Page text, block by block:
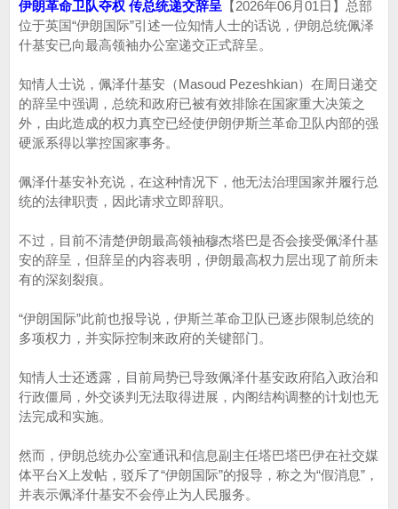
伊朗革命卫队夺权 传总统递交辞呈 【2026年06月01日】总部
位于英国“伊朗国际”引述一位知情人士的话说，伊朗总统佩泽
什基安已向最高领袖办公室递交正式辞呈。
知情人士说，佩泽什基安（Masoud Pezeshkian）在周日递交
的辞呈中强调，总统和政府已被有效排除在国家重大决策之
外，由此造成的权力真空已经使伊朗伊斯兰革命卫队内部的强
硬派系得以掌控国家事务。
佩泽什基安补充说，在这种情况下，他无法治理国家并履行总
统的法律职责，因此请求立即辞职。
不过，目前不清楚伊朗最高领袖穆杰塔巴是否会接受佩泽什基
安的辞呈，但辞呈的内容表明，伊朗最高权力层出现了前所未
有的深刻裂痕。
“伊朗国际”此前也报导说，伊斯兰革命卫队已逐步限制总统的
多项权力，并实际控制来政府的关键部门。
知情人士还透露，目前局势已导致佩泽什基安政府陷入政治和
行政僵局，外交谈判无法取得进展，内阁结构调整的计划也无
法完成和实施。
然而，伊朗总统办公室通讯和信息副主任塔巴塔巴伊在社交媒
体平台X上发帖，驳斥了“伊朗国际”的报导，称之为“假消息”，
并表示佩泽什基安不会停止为人民服务。